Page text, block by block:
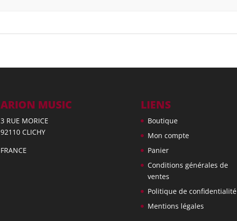
ARION MUSIC
3 RUE MORICE
92110 CLICHY
FRANCE
LIENS
Boutique
Mon compte
Panier
Conditions générales de
ventes
Politique de confidentialité
Mentions légales